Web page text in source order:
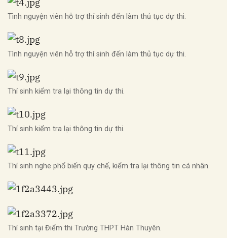
Tình nguyện viên hỗ trợ thí sinh đến làm thủ tục dự thi.
Tình nguyện viên hỗ trợ thí sinh đến làm thủ tục dự thi.
Thí sinh kiểm tra lại thông tin dự thi.
Thí sinh kiểm tra lại thông tin dự thi.
Thí sinh nghe phổ biến quy chế, kiểm tra lại thông tin cá nhân.
Thí sinh tại Điểm thi Trường THPT Hàn Thuyên.